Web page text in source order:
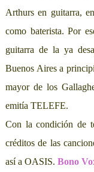
Arthurs en guitarra,
como baterista. Por
guitarra de la ya
Buenos Aires a
mayor de los
emitía TELEFE.
Con la condición de
créditos de las
así a OASIS. Bono